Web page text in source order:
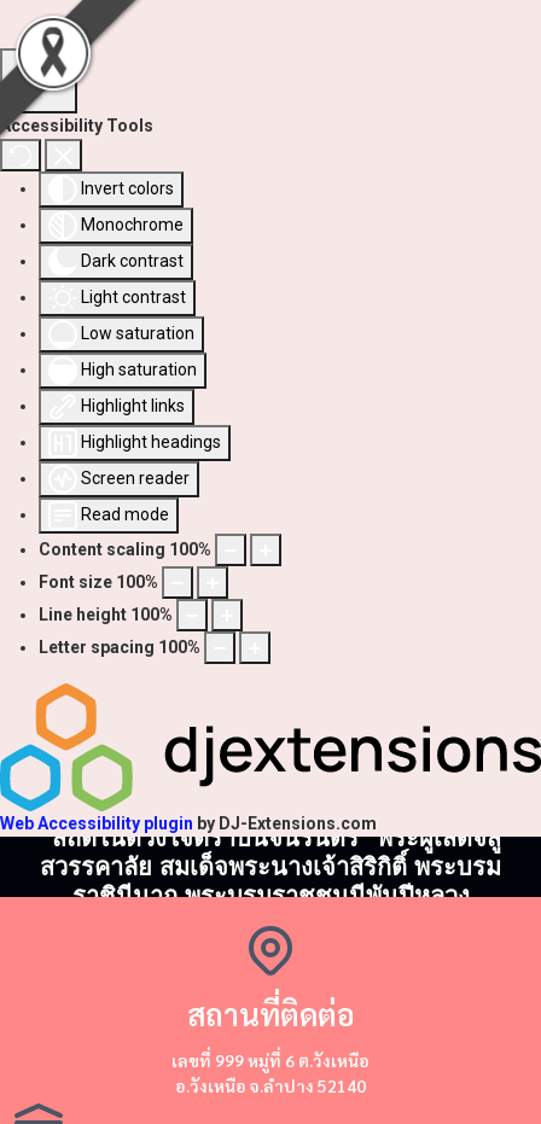
Accessibility Tools
Invert colors
Monochrome
Dark contrast
Light contrast
Low saturation
High saturation
Highlight links
Highlight headings
Screen reader
Read mode
Content scaling 100%
Font size 100%
Line height 100%
Letter spacing 100%
Web Accessibility plugin by DJ-Extensions.com
"สถิตในดวงใจตราบนิจนิรันดร์" พระผู้เสด็จสู่
สวรรคาลัย สมเด็จพระนางเจ้าสิริกิติ์ พระบรม
ราชินีนาถ พระบรมราชชนนีพันปีหลวง
สถานที่ติดต่อ
​​เลขที่ 999 หมู่ที่ 6 ต.วังเหนือ
อ.วังเหนือ จ.ลำปาง 52140